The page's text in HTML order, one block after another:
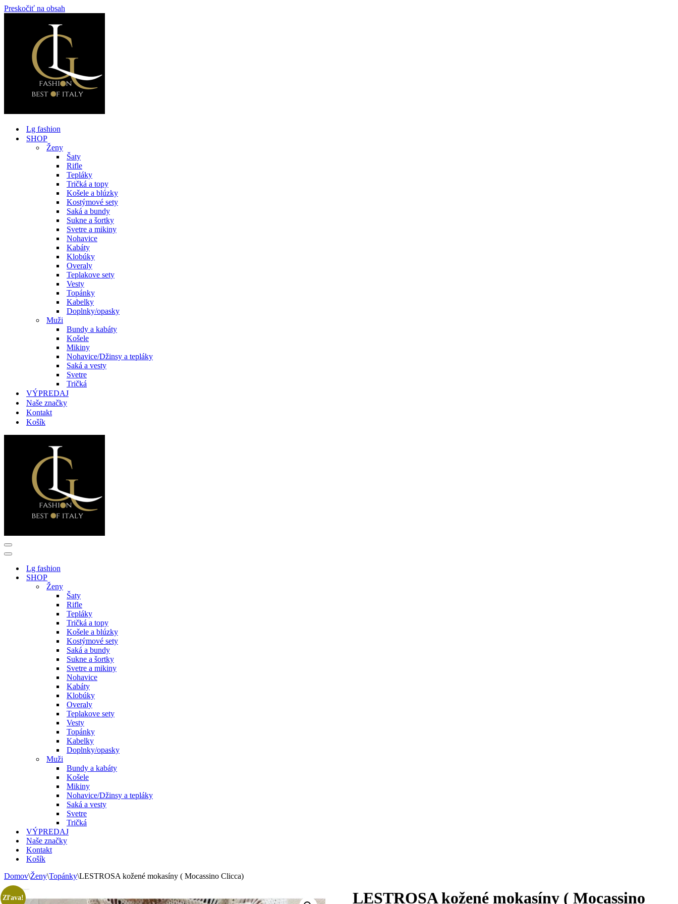
Preskočiť na obsah
Lg fashion
SHOP
Ženy
Šaty
Rifle
Tepláky
Tričká a topy
Košele a blúzky
Kostýmové sety
Saká a bundy
Sukne a šortky
Svetre a mikiny
Nohavice
Kabáty
Klobúky
Overaly
Teplakove sety
Vesty
Topánky
Kabelky
Doplnky/opasky
Muži
Bundy a kabáty
Košele
Mikiny
Nohavice/Džinsy a tepláky
Saká a vesty
Svetre
Tričká
VÝPREDAJ
Naše značky
Kontakt
Košík
Menu
navigácie
Menu
navigácieLg fashion
SHOP
Ženy
Šaty
Rifle
Tepláky
Tričká a topy
Košele a blúzky
Kostýmové sety
Saká a bundy
Sukne a šortky
Svetre a mikiny
Nohavice
Kabáty
Klobúky
Overaly
Teplakove sety
Vesty
Topánky
Kabelky
Doplnky/opasky
Muži
Bundy a kabáty
Košele
Mikiny
Nohavice/Džinsy a tepláky
Saká a vesty
Svetre
Tričká
VÝPREDAJ
Naše značky
Kontakt
Košík
Domov\Ženy\Topánky\LESTROSA kožené mokasíny ( Mocassino Clicca)
Zľava!
LESTROSA kožené mokasíny ( Mocassino